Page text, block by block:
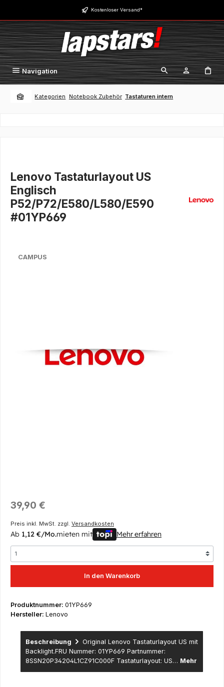
Zum Hauptinhalt springen Kostenloser Versand*
Navigation
Kategorien Notebook Zubehör Tastaturen intern
Lenovo Tastaturlayout US
Englisch
P52/P72/E580/L580/E590
#01YP669
CAMPUS
Regulärer Preis:
39,90 €
Preis inkl. MwSt. zzgl. Versandkosten
Ab 1,12 €/Mo.mieten mit Mehr erfahren
In den Warenkorb
Produktnummer: 01YP669
Hersteller: Lenovo
Beschreibung
Original Lenovo Tastaturlayout US mit
Backlight.FRU Nummer: 01YP669 Partnummer:
8SSN20P34204L1CZ91C000F Tastaturlayout: US… Mehr